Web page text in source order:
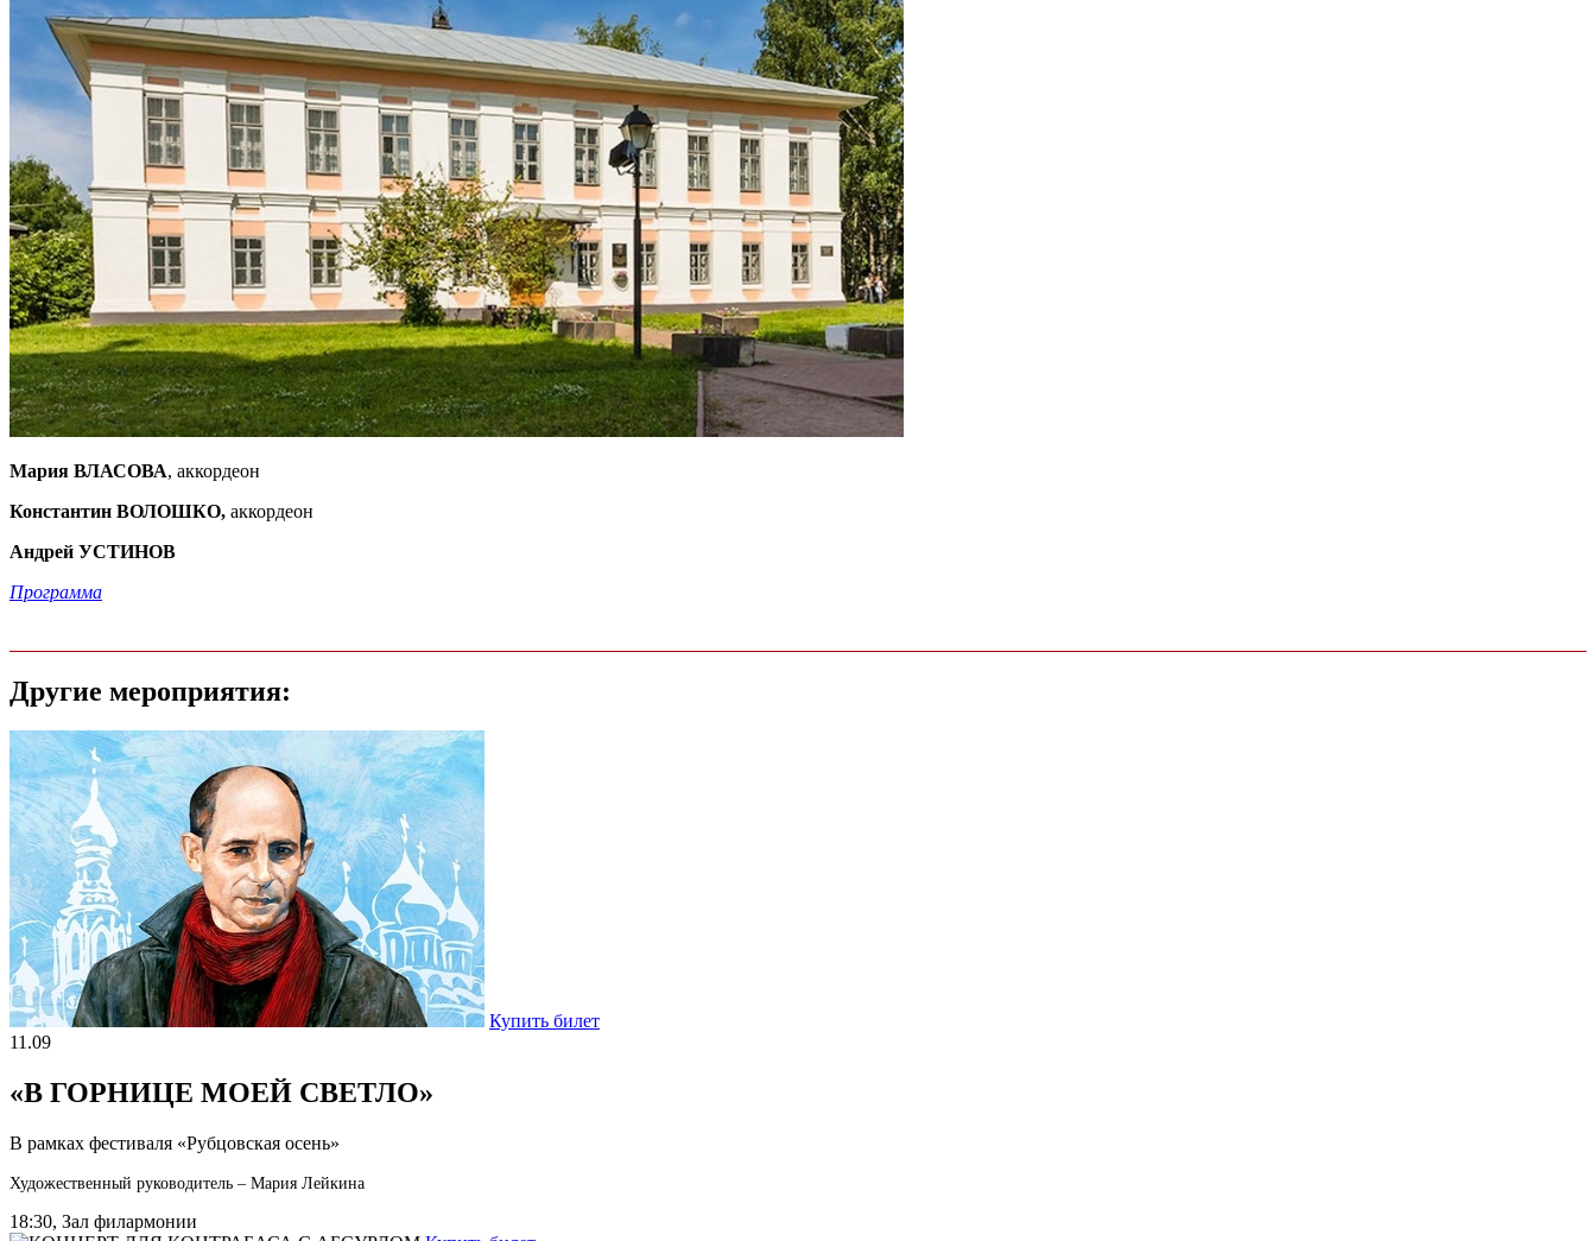
Мария ВЛАСОВА, аккордеон
Константин ВОЛОШКО, аккордеон
Андрей УСТИНОВ
Программа
Другие мероприятия:
Купить билет
11.09
«В ГОРНИЦЕ МОЕЙ СВЕТЛО»
В рамках фестиваля «Рубцовская осень»
Художественный руководитель – Мария Лейкина
18:30, Зал филармонии